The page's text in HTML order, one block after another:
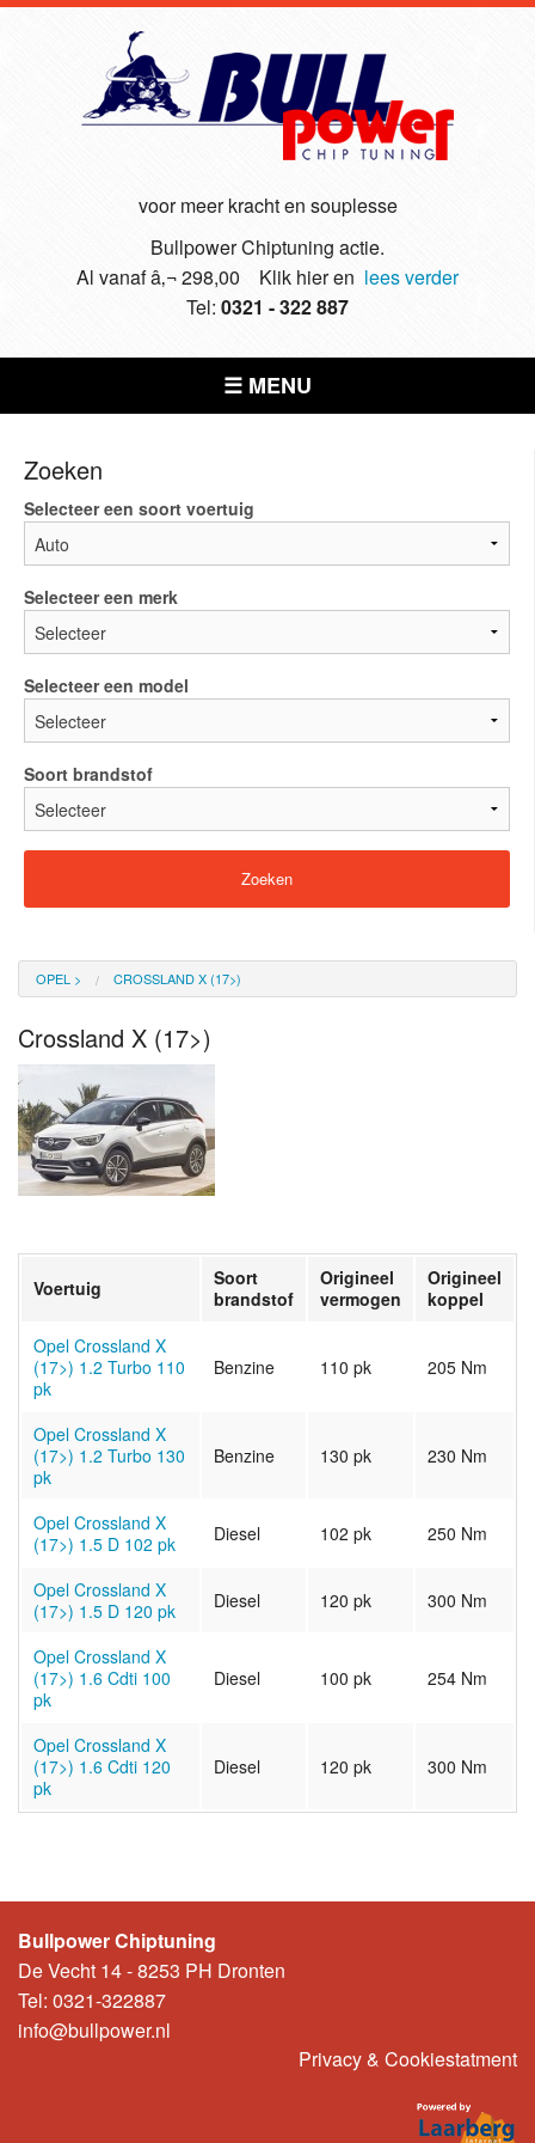
voor meer kracht en souplesse
Bullpower Chiptuning actie.
Al vanaf â‚¬ 298,00 Klik hier en lees verder
Tel: 0321 - 322 887
☰ MENU
Zoeken
Selecteer een soort voertuig
Selecteer een merk
Selecteer een model
Soort brandstof
OPEL > CROSSLAND X (17>)
Crossland X (17>)
Voertuig
Soort
brandstof
Origineel
vermogen
Origineel
koppel
Opel Crossland X
(17>) 1.2 Turbo 110
pk
Benzine 110 pk 205 Nm
Opel Crossland X
(17>) 1.2 Turbo 130
pk
Benzine 130 pk 230 Nm
Opel Crossland X
(17>) 1.5 D 102 pk
Diesel 102 pk 250 Nm
Opel Crossland X
(17>) 1.5 D 120 pk
Diesel 120 pk 300 Nm
Opel Crossland X
(17>) 1.6 Cdti 100
pk
Diesel 100 pk 254 Nm
Opel Crossland X
(17>) 1.6 Cdti 120
pk
Diesel 120 pk 300 Nm
Bullpower Chiptuning
De Vecht 14 - 8253 PH Dronten
Tel: 0321-322887
info@bullpower.nl
Privacy & Cookiestatment